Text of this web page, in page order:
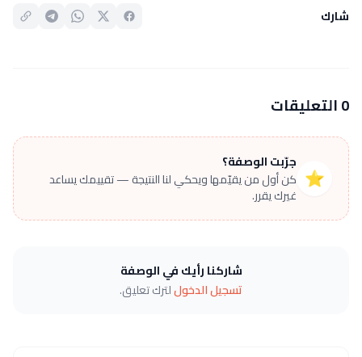
شارك
0 التعليقات
⭐
جرّبت الوصفة؟
كن أول من يقيّمها ويحكي لنا النتيجة — تقييمك يساعد
غيرك يقرر.
شاركنا رأيك في الوصفة
تسجيل الدخوللترك تعليق.